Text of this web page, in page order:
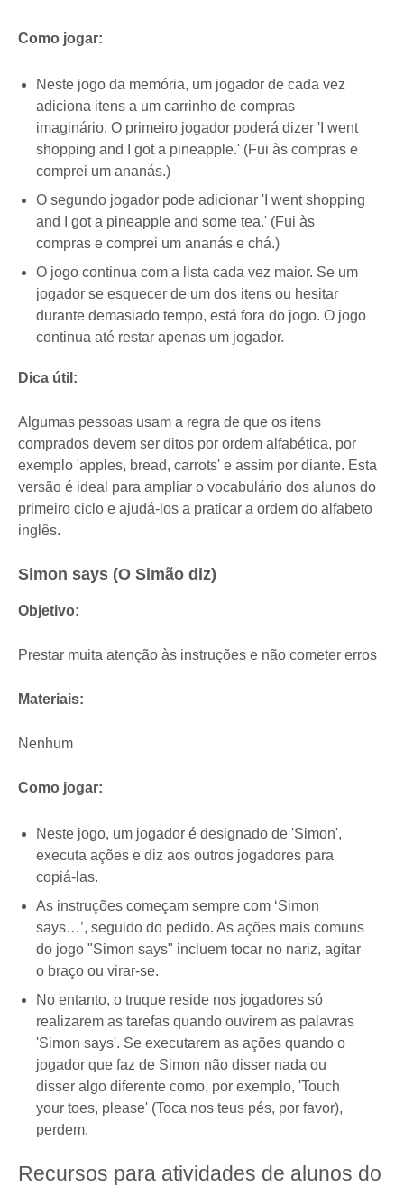
Como jogar:
Neste jogo da memória, um jogador de cada vez
adiciona itens a um carrinho de compras
imaginário. O primeiro jogador poderá dizer 'I went
shopping and I got a pineapple.' (Fui às compras e
comprei um ananás.)
O segundo jogador pode adicionar 'I went shopping
and I got a pineapple and some tea.' (Fui às
compras e comprei um ananás e chá.)
O jogo continua com a lista cada vez maior. Se um
jogador se esquecer de um dos itens ou hesitar
durante demasiado tempo, está fora do jogo. O jogo
continua até restar apenas um jogador.
Dica útil:
Algumas pessoas usam a regra de que os itens
comprados devem ser ditos por ordem alfabética, por
exemplo 'apples, bread, carrots' e assim por diante. Esta
versão é ideal para ampliar o vocabulário dos alunos do
primeiro ciclo e ajudá-los a praticar a ordem do alfabeto
inglês.
Simon says (O Simão diz)
Objetivo:
Prestar muita atenção às instruções e não cometer erros
Materiais:
Nenhum
Como jogar:
Neste jogo, um jogador é designado de 'Simon',
executa ações e diz aos outros jogadores para
copiá-las.
As instruções começam sempre com ‘Simon
says…’, seguido do pedido. As ações mais comuns
do jogo "Simon says" incluem tocar no nariz, agitar
o braço ou virar-se.
No entanto, o truque reside nos jogadores só
realizarem as tarefas quando ouvirem as palavras
'Simon says'. Se executarem as ações quando o
jogador que faz de Simon não disser nada ou
disser algo diferente como, por exemplo, 'Touch
your toes, please' (Toca nos teus pés, por favor),
perdem.
Recursos para atividades de alunos do